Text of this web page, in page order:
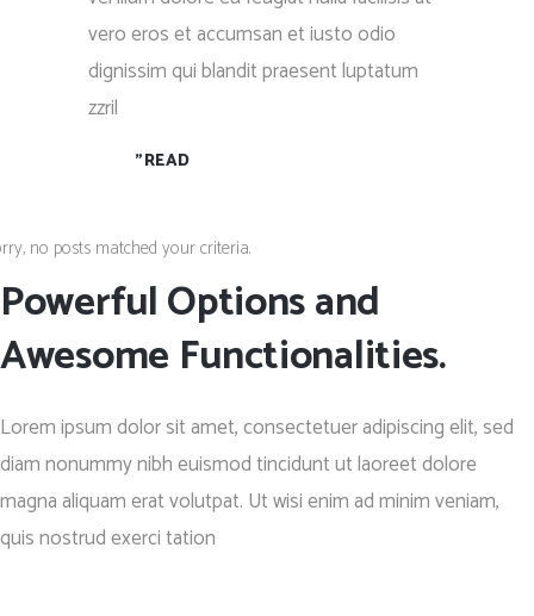
vero eros et accumsan et iusto odio
dignissim qui blandit praesent luptatum
zzril
"READ
no posts matched your criteria.
Powerful Options and
Awesome Functionalities.
Lorem ipsum dolor sit amet, consectetuer adipiscing elit, sed
diam nonummy nibh euismod tincidunt ut laoreet dolore
magna aliquam erat volutpat. Ut wisi enim ad minim veniam,
quis nostrud exerci tation